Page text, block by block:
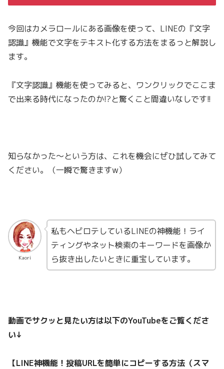
今回はカメラロールにある画像を使って、LINEの『文字
認識』機能で文字をテキスト化する方法をまるっと解説し
ます。
『文字認識』機能を使ってみると、ワンクリックでここま
で出来る時代になったのか!?と驚くこと間違いなしです!!
知らなかった〜という方は、これを機会にぜひ試してみて
ください。（一瞬で驚きますw）
Kaori
私もヘビロテしているLINEの神機能！ライ
ティングやネット検索のキーワードを画像か
ら抜き出したいときに重宝しています。
動画でサクッと見たい方は以下のYouTubeをご覧くださ
い↓
【LINE神機能！投稿URLを簡単にコピーする方法（スマ